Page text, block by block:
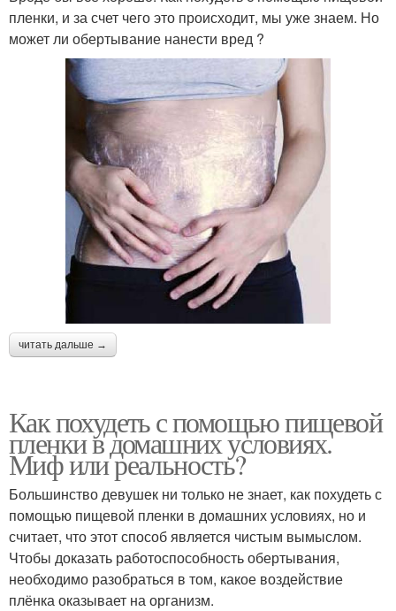
пленки, и за счет чего это происходит, мы уже знаем. Но
может ли обертывание нанести вред ?
читать дальше →
Как похудеть с помощью пищевой
пленки в домашних условиях.
Миф или реальность?
Большинство девушек ни только не знает, как похудеть с
помощью пищевой пленки в домашних условиях, но и
считает, что этот способ является чистым вымыслом.
Чтобы доказать работоспособность обертывания,
необходимо разобраться в том, какое воздействие
плёнка оказывает на организм.